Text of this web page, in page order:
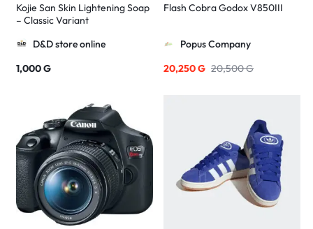
Kojie San Skin Lightening Soap
– Classic Variant
D&D store online
1,000G
Flash Cobra Godox V850III
Popus Company
20,250G 20,500G